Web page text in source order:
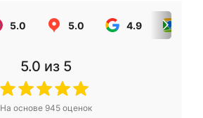
5.0 5.0 4.9
5.0 из 5
На основе 945оценок